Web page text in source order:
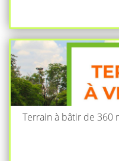
Terrain à bâtir de 360